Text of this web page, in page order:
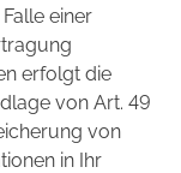
einer
erfolgt die
von Art. 49
von
in Ihr